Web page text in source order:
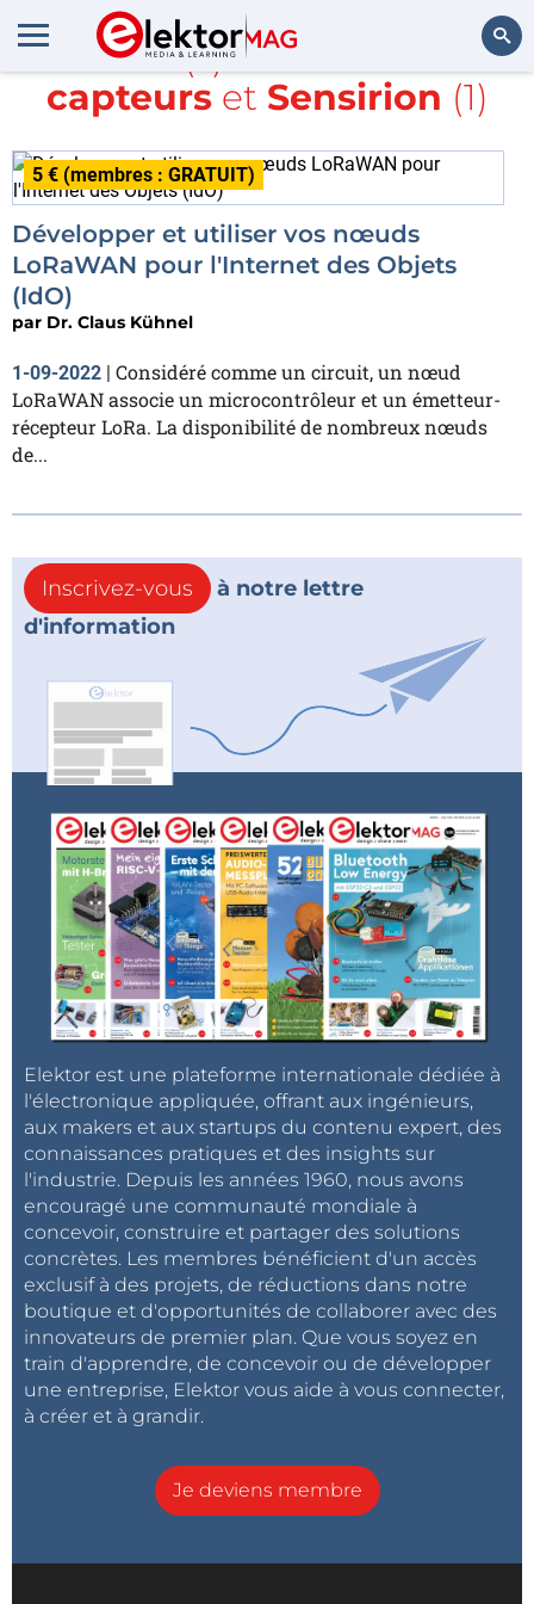
Rechercher
Article(s) avec la balise
capteurset Sensirion (1)
5 € (membres : GRATUIT)
Développer et utiliser vos nœuds
LoRaWAN pour l'Internet des Objets
(IdO)
par Dr. Claus Kühnel
1-09-2022 | Considéré comme un circuit, un nœud
LoRaWAN associe un microcontrôleur et un émetteur-
récepteur LoRa. La disponibilité de nombreux nœuds
de...
Inscrivez-vous
à notre lettre
d'information
Elektor est une plateforme internationale dédiée à
l'électronique appliquée, offrant aux ingénieurs,
aux makers et aux startups du contenu expert, des
connaissances pratiques et des insights sur
l'industrie. Depuis les années 1960, nous avons
encouragé une communauté mondiale à
concevoir, construire et partager des solutions
concrètes. Les membres bénéficient d'un accès
exclusif à des projets, de réductions dans notre
boutique et d'opportunités de collaborer avec des
innovateurs de premier plan. Que vous soyez en
train d'apprendre, de concevoir ou de développer
une entreprise, Elektor vous aide à vous connecter,
à créer et à grandir.
Je deviens membre